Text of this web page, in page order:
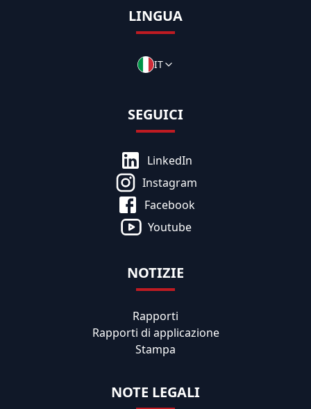
LINGUA
IT
SEGUICI
LinkedIn
Instagram
Facebook
Youtube
NOTIZIE
Rapporti
Rapporti di applicazione
Stampa
NOTE LEGALI